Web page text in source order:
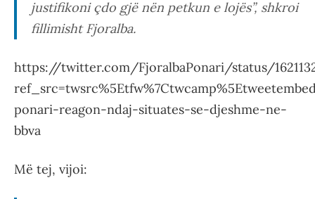
justifikoni çdo gjë nën petkun e lojës”, shkroi
fillimisht Fjoralba.
https://twitter.com/FjoralbaPonari/status/
ponari-reagon-ndaj-situates-se-djeshme-ne-
bbva
Më tej, vijoi: